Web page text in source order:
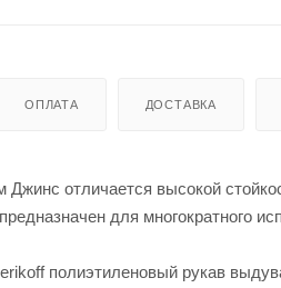
ОПЛАТА ДОСТАВКА
Джинс отличается высокой
для многократного
полиэтиленовый рукав